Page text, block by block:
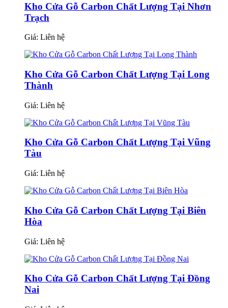
Kho Cửa Gỗ Carbon Chất Lượng Tại Nhơn
Trạch
Giá: Liên hệ
Kho Cửa Gỗ Carbon Chất Lượng Tại Long
Thành
Giá: Liên hệ
Kho Cửa Gỗ Carbon Chất Lượng Tại Vũng
Tàu
Giá: Liên hệ
Kho Cửa Gỗ Carbon Chất Lượng Tại Biên
Hòa
Giá: Liên hệ
Kho Cửa Gỗ Carbon Chất Lượng Tại Đồng
Nai